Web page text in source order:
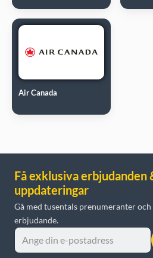
Air Canada
Få exklusiva erbjudanden
uppdateringar
Gå med tusentals prenumeranter
erbjudande.